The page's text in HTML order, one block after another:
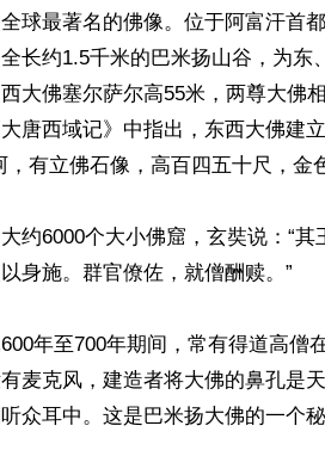
球最著名的佛像。位于阿富汗首
长约1.5千米的巴米扬山谷，为东
大佛塞尔萨尔高55米，两尊大佛
唐西域记》中指出，东西大佛建
，有立佛石像，高百四五十尺，金
约6000个大小佛窟，玄奘说：“
身施。群官僚佐，就僧酬赎。”
年至700年期间，常有得道高僧
麦克风，建造者将大佛的鼻孔是
众耳中。这是巴米扬大佛的一个